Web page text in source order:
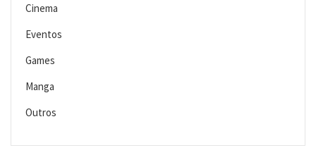
Cinema
Eventos
Games
Manga
Outros